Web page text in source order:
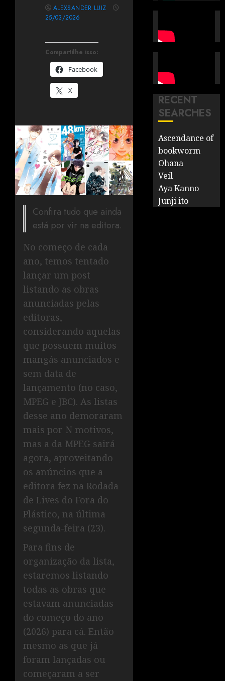
Compartilhe isso:
Facebook
X
ALEXSANDER LUIZ
25/03/2026
Confira tudo que ainda
está por vir na editora.
No começo de cada
ano, temos tentado
lançar um post
listando as obras
anunciadas pelas
editoras,
considerando aquelas
que possuem muitos
mangás anunciados e
sem data de
lançamento (no caso,
MPEG e JBC). As listas
desse ano demoraram
mais por N motivos,
mas a da MPEG sairá
agora, aproveitando
os anúncios que a
editora fez na Rodada
de Lives do Fora do
Plástico, na última
segunda-feira (23).
Para fins de
organização da lista,
estaremos listando
todas as obras que
estavam anunciadas
do começo do ano
(2026) para cá. Então
mesmo as que já
foram lançadas ou
começaram a ser
RECENT
SEARCHES
Ascendance of
bookworm
Ohana
Veil
Aya Kanno
Junji ito